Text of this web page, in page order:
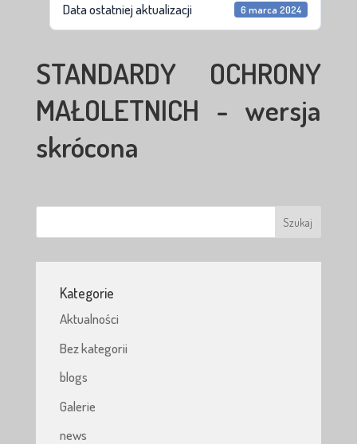
Data ostatniej aktualizacji 6 marca 2024
STANDARDY OCHRONY
MAŁOLETNICH - wersja
skrócona
Kategorie
Aktualności
Bez kategorii
blogs
Galerie
news